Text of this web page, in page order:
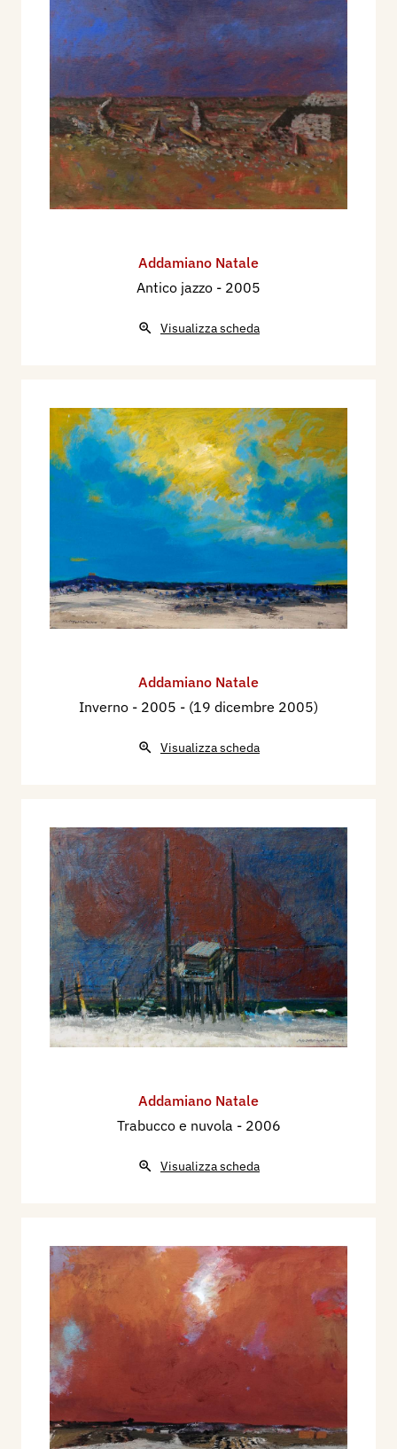
Addamiano Natale
Antico jazzo - 2005
Visualizza scheda
Addamiano Natale
Inverno - 2005 - (19 dicembre 2005)
Visualizza scheda
Addamiano Natale
Trabucco e nuvola - 2006
Visualizza scheda